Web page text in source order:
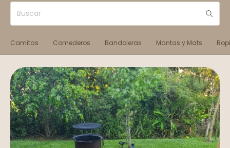
Camitas Comederos Bandoleras Mantas y Mats
1/5